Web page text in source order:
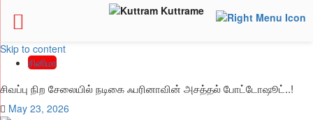
Skip to content
சினிமா
சிவப்பு நிற சேலையில் நடிகை ஃபரினாவின் அசத்தல் போட்டோஷூட்..!
May 23, 2026